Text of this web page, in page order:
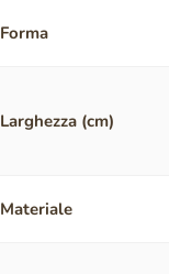
Forma
Larghezza (cm)
Materiale